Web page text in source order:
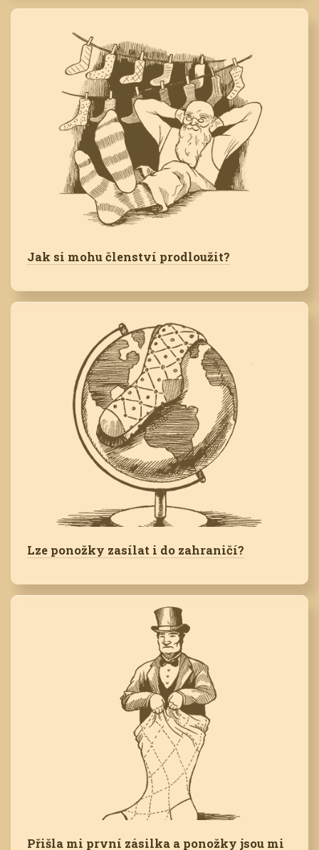
Jak si mohu členství prodloužit?
Lze ponožky zasílat i do zahraničí?
Přišla mi první zásilka a ponožky jsou mi